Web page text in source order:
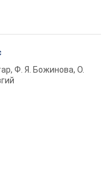
Ф. Я. Божинова, О.